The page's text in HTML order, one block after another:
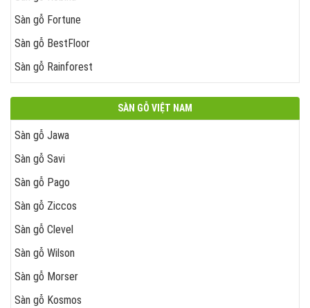
Sàn gỗ Fortune
Sàn gỗ BestFloor
Sàn gỗ Rainforest
SÀN GỖ VIỆT NAM
Sàn gỗ Jawa
Sàn gỗ Savi
Sàn gỗ Pago
Sàn gỗ Ziccos
Sàn gỗ Clevel
Sàn gỗ Wilson
Sàn gỗ Morser
Sàn gỗ Kosmos